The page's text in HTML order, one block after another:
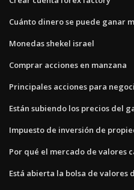
Cuánto dinero se puede ganar
Monedas shekel israel
Comprar acciones en manzana
Principales acciones para
Están subiendo los precios del
Impuesto de inversión de
Por qué el mercado de valores
Está abierta la bolsa de valores